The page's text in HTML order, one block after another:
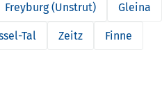
Freyburg (Unstrut) Gleina
Tal Zeitz Finne